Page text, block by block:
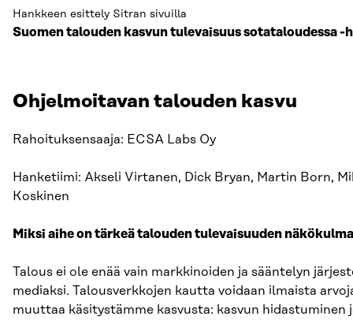
Hankkeen esittely Sitran sivuilla
Suomen talouden kasvun tulevaisuus sotataloudessa -
Ohjelmoitavan talouden kasvu
Rahoituksensaaja: ECSA Labs Oy
Hanketiimi: Akseli Virtanen, Dick Bryan, Martin Born,
Koskinen
Miksi aihe on tärkeä talouden tulevaisuuden
Talous ei ole enää vain markkinoiden ja sääntelyn
mediaksi. Talousverkkojen kautta voidaan ilmaista
muuttaa käsitystämme kasvusta: kasvun